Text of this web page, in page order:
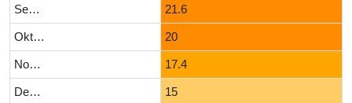
September 21.6
Oktober 20
November 17.4
Dezember 15